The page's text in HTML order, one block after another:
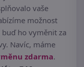
vaše
možnost
ho vyměnit za
Navíc, máme
zdarma.